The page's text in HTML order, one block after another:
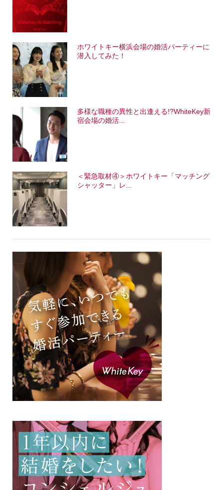
ホワイトキー横浜会場の婚活パーティーに
潜入してみた！
多様な職種の異性と出逢える!?WhiteKey新
宿会場の婚活...
＜緊急取材④＞ホワイトキー「マッチング
シャッター」レ...